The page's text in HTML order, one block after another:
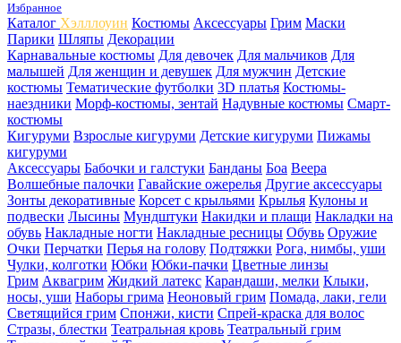
Избранное
Каталог Хэлллоуин Костюмы Аксессуары Грим Маски
Парики Шляпы Декорации
Карнавальные костюмы Для девочек Для мальчиков Для
малышей Для женщин и девушек Для мужчин Детские
костюмы Тематические футболки 3D платья Костюмы-
наездники Морф-костюмы, зентай Надувные костюмы Смарт-
костюмы
Кигуруми Взрослые кигуруми Детские кигуруми Пижамы
кигуруми
Аксессуары Бабочки и галстуки Банданы Боа Веера
Волшебные палочки Гавайские ожерелья Другие аксессуары
Зонты декоративные Корсет с крыльями Крылья Кулоны и
подвески Лысины Мундштуки Накидки и плащи Накладки на
обувь Накладные ногти Накладные ресницы Обувь Оружие
Очки Перчатки Перья на голову Подтяжки Рога, нимбы, уши
Чулки, колготки Юбки Юбки-пачки Цветные линзы
Грим Аквагрим Жидкий латекс Карандаши, мелки Клыки,
носы, уши Наборы грима Неоновый грим Помада, лаки, гели
Светящийся грим Спонжи, кисти Спрей-краска для волос
Стразы, блестки Театральная кровь Театральный грим